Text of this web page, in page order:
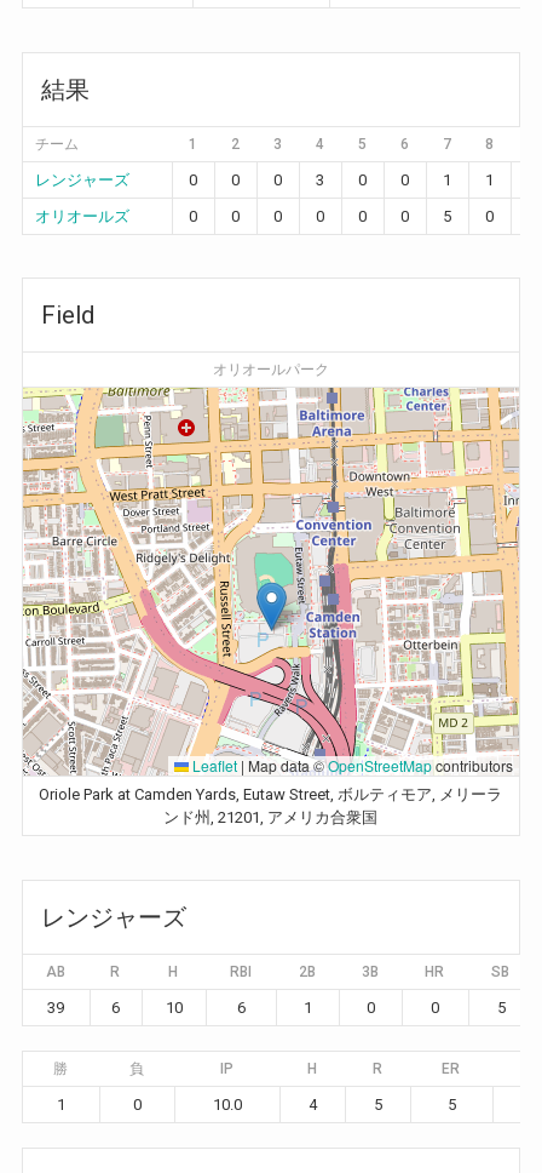
結果
チーム 1 2 3 4 5 6 7 8
レンジャーズ 0 0 0 3 0 0 1 1
オリオールズ
0 0 0 0 0 0 5 0
Field
オリオールパーク
Leaflet | Map data ©OpenStreetMapcontributors
Oriole Park at Camden Yards, Eutaw Street, ボルティモア, メリーラ
ンド州, 21201, アメリカ合衆国
レンジャーズ
AB R H RBI 2B 3B HR SB
39 6 10 6 1 0 0 5
勝 負 IP H R ER
1 0 10.0 4 5 5